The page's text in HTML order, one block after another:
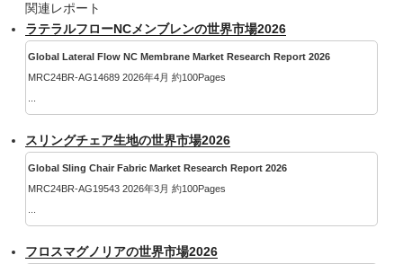
関連レポート
ラテラルフローNCメンブレンの世界市場2026
Global Lateral Flow NC Membrane Market Research Report 2026
MRC24BR-AG14689 2026年4月 約100Pages
スリングチェア生地の世界市場2026
Global Sling Chair Fabric Market Research Report 2026
MRC24BR-AG19543 2026年3月 約100Pages
フロスマグノリアの世界市場2026